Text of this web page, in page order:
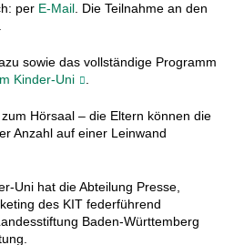
per E-Mail. Die Teilnahme an den
sowie das vollständige Programm
Kinder-Uni .
Hörsaal – die Eltern können die
Anzahl auf einer Leinwand
Uni hat die Abteilung Presse,
des KIT federführend
Baden-Württemberg